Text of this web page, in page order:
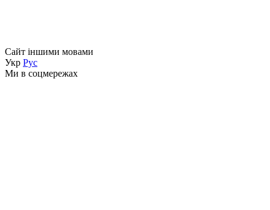
Сайт іншими мовами
Укр Рус
Ми в соцмережах